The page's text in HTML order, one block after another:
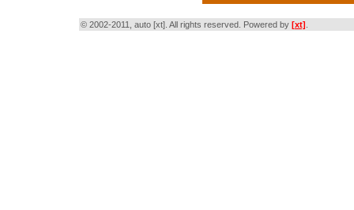
© 2002-2011, auto [xt]. All rights reserved. Powered by [xt]